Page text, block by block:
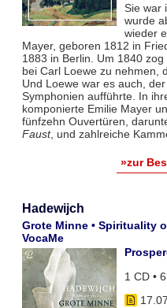
Sie war
wurde
wieder
Mayer, geboren 1812 in
1883 in Berlin. Um 1840
bei Carl Loewe zu nehmen,
Und Loewe war es auch,
Symphonien aufführte. In
komponierte Emilie Mayer
fünfzehn Ouvertüren,
Faust, und zahlreiche
»zur
Hadewijch
Grote Minne • Spirituality
VocaMe
1 CD •